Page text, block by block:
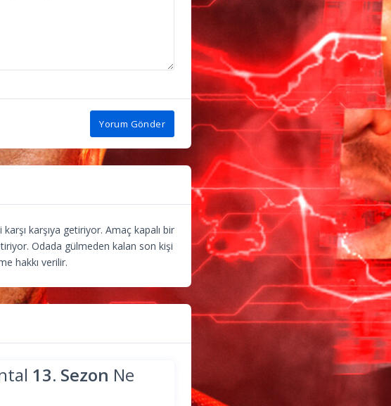
Yorum Gönder
karşıya getiriyor. Amaç kapalı bir
Odada gülmeden kalan son kişi
hakkı verilir.
13. Sezon Ne